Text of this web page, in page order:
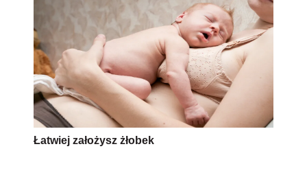
Łatwiej założysz żłobek